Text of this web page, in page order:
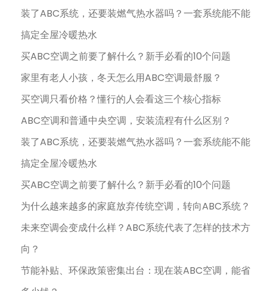
装了ABC系统，还要装燃气热水器吗？一套系统能不能
搞定全屋冷暖热水
买ABC空调之前要了解什么？新手必看的10个问题
家里有老人小孩，冬天怎么用ABC空调最舒服？
买空调只看价格？懂行的人会看这三个核心指标
ABC空调和普通中央空调，安装流程有什么区别？
装了ABC系统，还要装燃气热水器吗？一套系统能不能
搞定全屋冷暖热水
买ABC空调之前要了解什么？新手必看的10个问题
为什么越来越多的家庭放弃传统空调，转向ABC系统？
未来空调会变成什么样？ABC系统代表了怎样的技术方
向？
节能补贴、环保政策密集出台：现在装ABC空调，能省